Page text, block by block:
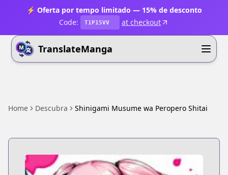
⚡ Oferta por tempo limitado — 15% de desconto
Code:
T1P15VV at checkout
TranslateManga
Home Descubra Shinigami Musume wa Peropero Shitai